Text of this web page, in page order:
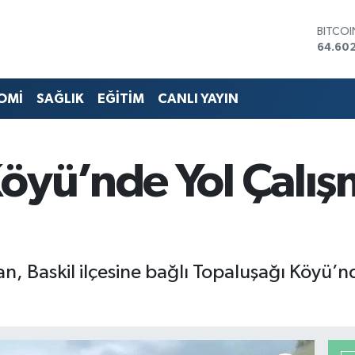
DOLAR
13.768
SAĞLIK EĞİTİM CANLI YAYIN
Yol
Baskil ilçesine bağlı Topaluşağı